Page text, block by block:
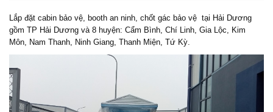
Lắp đặt cabin bảo vệ, booth an ninh, chốt gác bảo vệ tại Hải Dương
gồm TP Hải Dương và 8 huyện: Cẩm Bình, Chí Linh, Gia Lộc, Kim
Môn, Nam Thanh, Ninh Giang, Thanh Miện, Tứ Kỳ.